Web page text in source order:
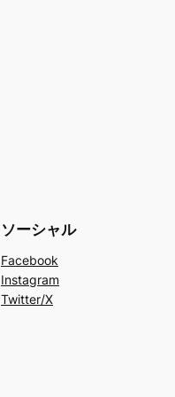
ソーシャル
Facebook
Instagram
Twitter/X